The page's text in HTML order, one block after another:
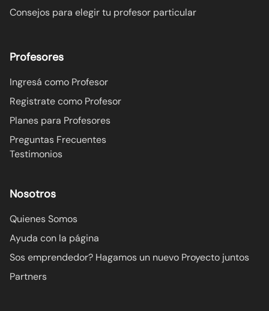
Consejos para elegir tu profesor particular
Profesores
Ingresá como Profesor
Registrate como Profesor
Planes para Profesores
Preguntas Frecuentes
Testimonios
Nosotros
Quienes Somos
Ayuda con la página
Sos emprendedor? Hagamos un nuevo Proyecto juntos
Partners